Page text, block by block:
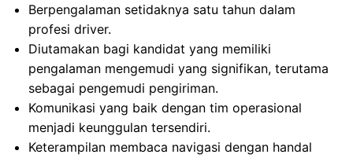
Berpengalaman setidaknya satu tahun dalam
profesi driver.
Diutamakan bagi kandidat yang memiliki
pengalaman mengemudi yang signifikan, terutama
sebagai pengemudi pengiriman.
Komunikasi yang baik dengan tim operasional
menjadi keunggulan tersendiri.
Keterampilan membaca navigasi dengan handal